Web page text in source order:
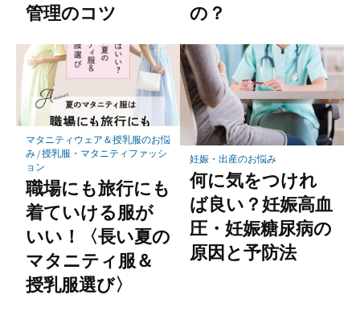
管理のコツ
の？
マタニティウェア＆授乳服のお悩
み/授乳服・マタニティファッシ
ョン
職場にも旅行にも
着ていける服が
いい！〈長い夏の
マタニティ服＆
授乳服選び〉
妊娠・出産のお悩み
何に気をつけれ
ば良い？妊娠高血
圧・妊娠糖尿病の
原因と予防法